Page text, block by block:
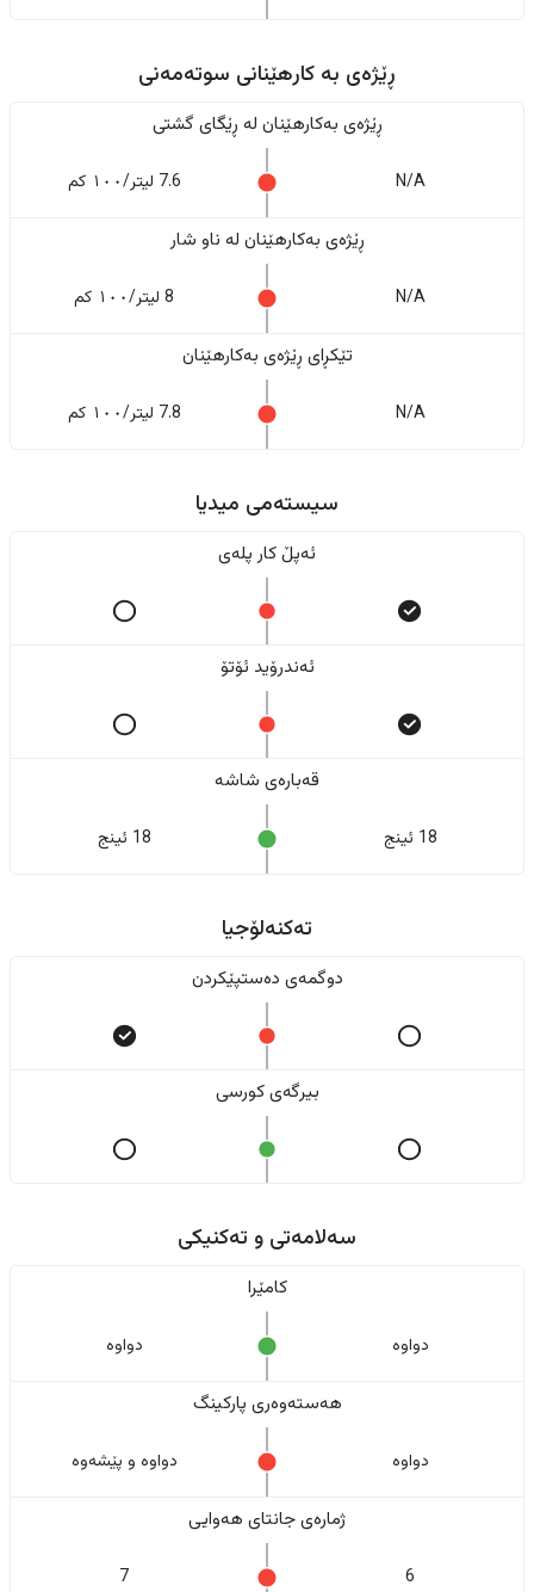
ڕێژەى به کارهێنانی سوتەمەنی
ڕێژەى بەکارهێنان له ڕێگای گشتی
N/A 7.6 لیتر/١٠٠ کم
ڕێژەى بەکارهێنان له ناو شار
N/A 8 لیتر/١٠٠ کم
تێکڕای ڕێژەى بەکارهێنان
N/A 7.8 لیتر/١٠٠ کم
سیستەمی میدیا
ئەپڵ کار پلەی
ئەندرۆید ئۆتۆ
قەبارەی شاشە
18 ئینج 18 ئینج
تەکنەلۆجیا
دوگمەی دەستپێکردن
بیرگەی کورسی
سەلامەتی و تەکنیکی
کامێرا
دواوە دواوە
هەستەوەری پارکینگ
دواوە دواوە و پێشەوە
ژمارەی جانتای هەوایی
6
7